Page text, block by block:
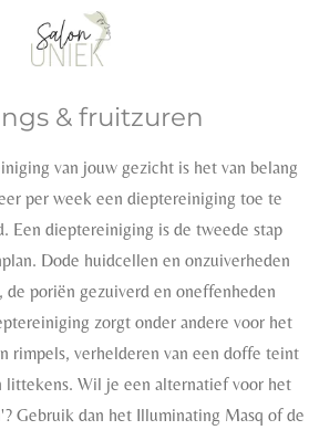
& fruitzuren
van jouw gezicht is het van belang
per week een dieptereiniging toe te
Een dieptereiniging is de tweede stap
Dode huidcellen en onzuiverheden
poriën gezuiverd en oneffenheden
zorgt onder andere voor het
rimpels, verhelderen van een doffe teint
littekens. Wil je een alternatief voor het
Gebruik dan het Illuminating Masq of de